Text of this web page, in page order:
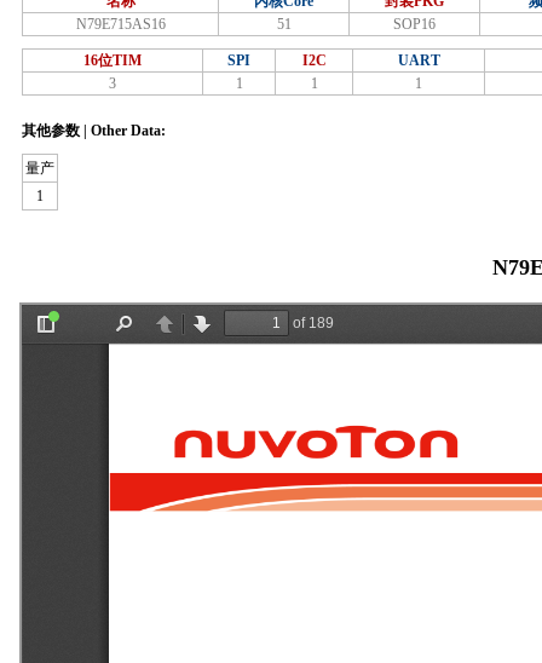
N79E715AS16
51 SOP16
16位TIM SPI I2C
UART
3
1 1 1
其他参数 | Other Data:
量产
1